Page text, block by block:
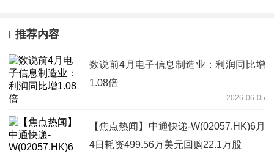
推荐内容
数说前4月电子信息制造业：利润同比增
1.08倍
2026-06-05
【焦点热闻】中通快递-W(02057.HK)6月
4日耗资499.56万美元回购22.1万股